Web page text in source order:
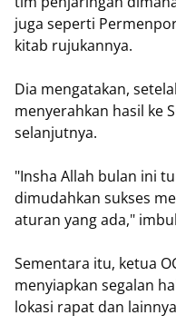
juga seperti
kitab rujukannya.
Dia mengatakan,
menyerahkan hasil ke
selanjutnya.
"Insha Allah bulan ini
dimudahkan sukses
aturan yang ada,"
Sementara itu, ketua
menyiapkan segalan
lokasi rapat dan